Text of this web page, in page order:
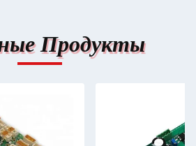
Продукты